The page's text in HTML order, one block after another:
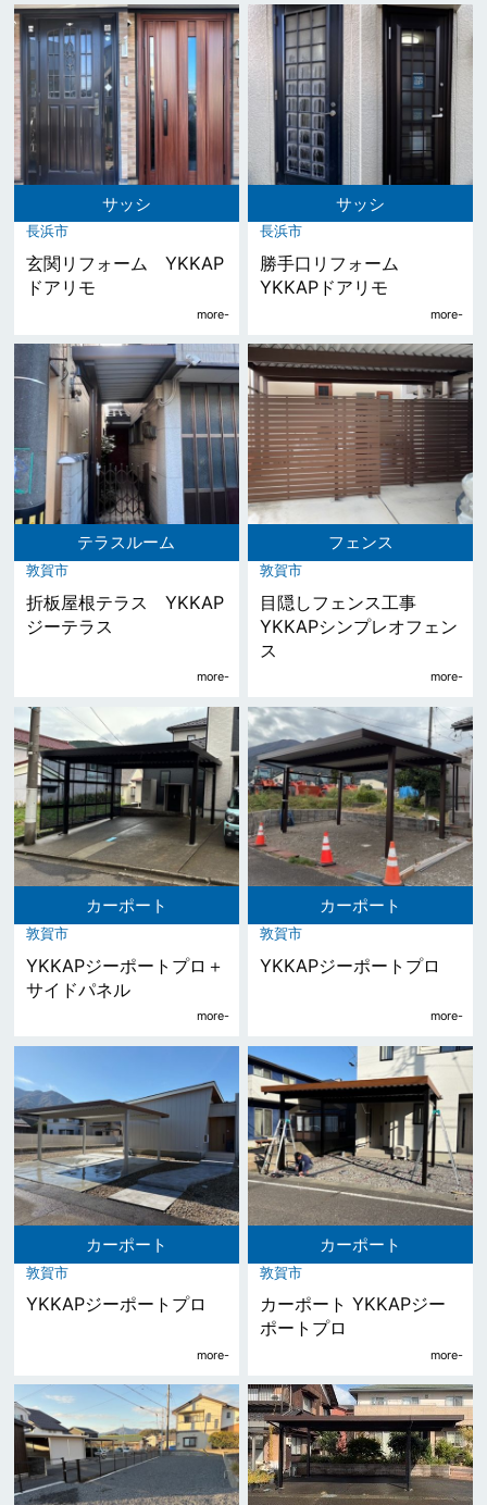
サッシ
長浜市
玄関リフォーム YKKAP
ドアリモ
サッシ
長浜市
勝手口リフォーム
YKKAPドアリモ
テラスルーム
敦賀市
折板屋根テラス YKKAP
ジーテラス
フェンス
敦賀市
目隠しフェンス工事
YKKAPシンプレオフェン
ス
カーポート
敦賀市
YKKAPジーポートプロ＋
サイドパネル
カーポート
敦賀市
YKKAPジーポートプロ
カーポート
敦賀市
YKKAPジーポートプロ
カーポート
敦賀市
カーポート YKKAPジー
ポートプロ